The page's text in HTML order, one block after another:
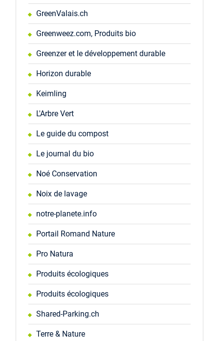
GreenValais.ch
Greenweez.com, Produits bio
Greenzer et le développement durable
Horizon durable
Keimling
L'Arbre Vert
Le guide du compost
Le journal du bio
Noé Conservation
Noix de lavage
notre-planete.info
Portail Romand Nature
Pro Natura
Produits écologiques
Produits écologiques
Shared-Parking.ch
Terre & Nature